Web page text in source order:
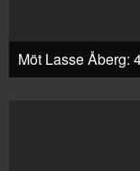
Möt Lasse Åberg: